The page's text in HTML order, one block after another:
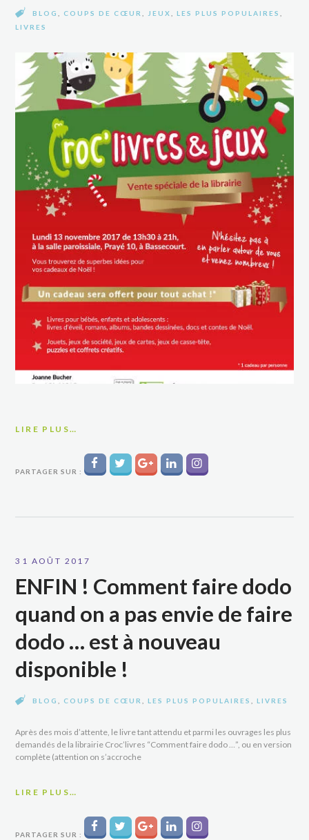
BLOG, COUPS DE CŒUR,JEUX,LES PLUS POPULAIRES,
LIVRES
LIRE PLUS…
PARTAGER SUR :
31 AOÛT 2017
ENFIN ! Comment faire dodo
quand on a pas envie de faire
dodo … est à nouveau
disponible !
BLOG COUPS DE CŒUR ,LES PLUS POPULAIRES ,LIVRES
Après des mois d’attente, le livre tant attendu et parmi les ouvrages les plus
demandés de la librairie Croc’livres “Comment faire dodo …”, ou en version
complète (attention on s’accroche
LIRE PLUS…
PARTAGER SUR :